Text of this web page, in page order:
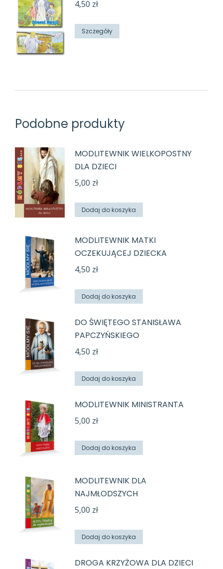
4,50 zł
Szczegóły
Podobne produkty
MODLITEWNIK WIELKOPOSTNY
DLA DZIECI
5,00 zł
Dodaj do koszyka
MODLITEWNIK MATKI
OCZEKUJĄCEJ DZIECKA
4,50 zł
Dodaj do koszyka
DO ŚWIĘTEGO STANISŁAWA
PAPCZYŃSKIEGO
4,50 zł
Dodaj do koszyka
MODLITEWNIK MINISTRANTA
5,00 zł
Dodaj do koszyka
MODLITEWNIK DLA
NAJMŁODSZYCH
5,00 zł
Dodaj do koszyka
DROGA KRZYŻOWA DLA DZIECI